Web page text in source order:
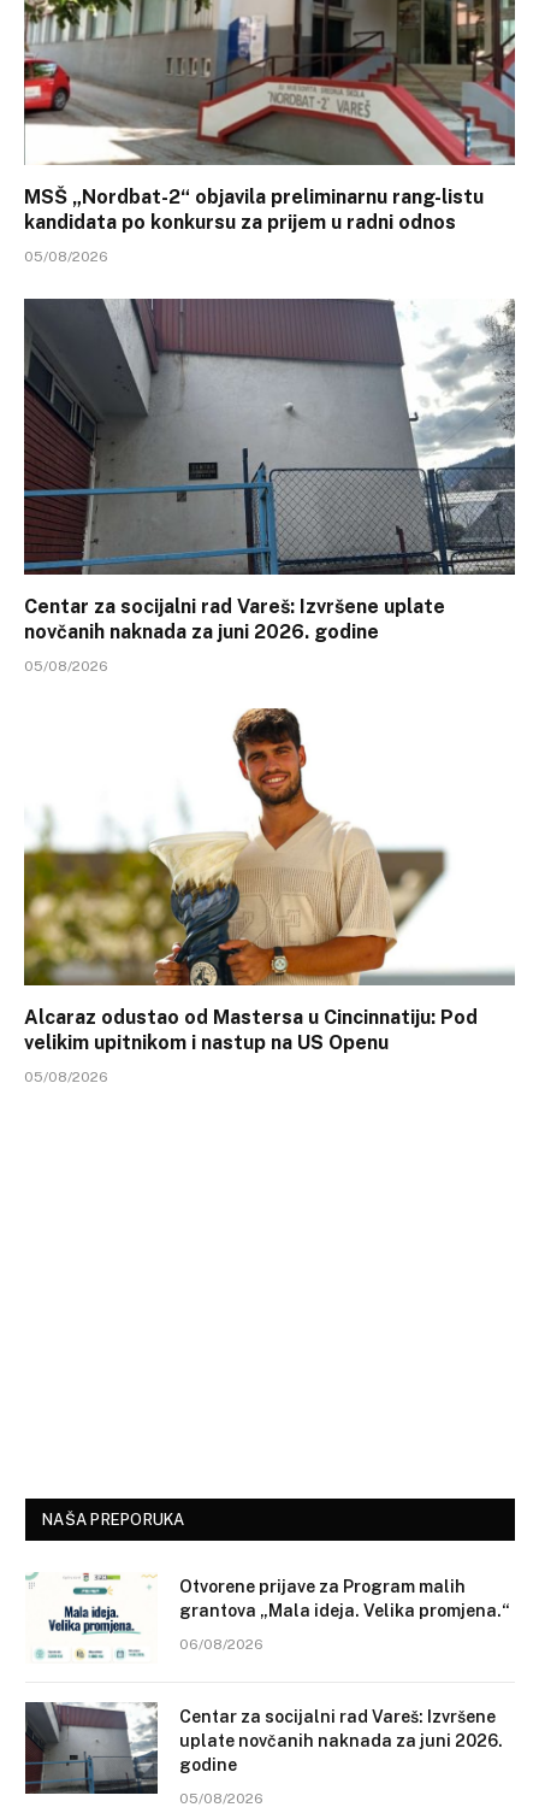
MSŠ „Nordbat-2“ objavila preliminarnu rang-listu
kandidata po konkursu za prijem u radni odnos
05/08/2026
Centar za socijalni rad Vareš: Izvršene uplate
novčanih naknada za juni 2026. godine
05/08/2026
Alcaraz odustao od Mastersa u Cincinnatiju: Pod
velikim upitnikom i nastup na US Openu
05/08/2026
NAŠA PREPORUKA
Otvorene prijave za Program malih
grantova „Mala ideja. Velika promjena.“
06/08/2026
Centar za socijalni rad Vareš: Izvršene
uplate novčanih naknada za juni 2026.
godine
05/08/2026